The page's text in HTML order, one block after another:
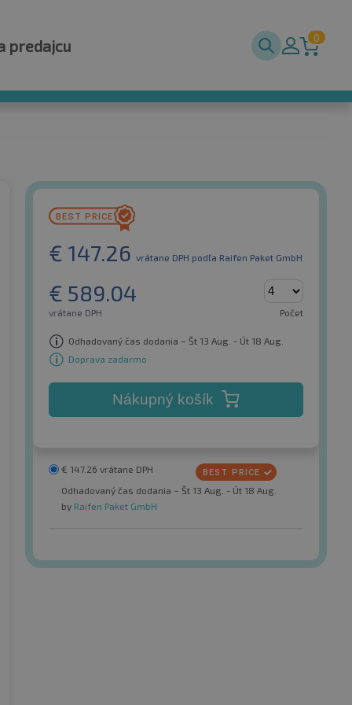
predajcu 0
€ 147.26 vrátane DPH podľa Raifen Paket GmbH
€ 589.04
vrátane DPH Počet
Odhadovaný čas dodania – Št 13 Aug. - Út 18 Aug.
Doprava zadarmo
Nákupný košík
€ 147.26 vrátane DPH
Odhadovaný čas dodania – Št 13 Aug. - Út 18 Aug.
by Raifen Paket GmbH